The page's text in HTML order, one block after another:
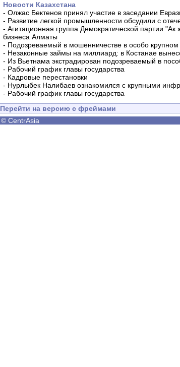
Новости Казахстана
- Олжас Бектенов принял участие в заседании
- Развитие легкой промышленности обсудили с
- Агитационная группа Демократической партии "Ак
бизнеса Алматы
- Подозреваемый в мошенничестве в особо крупном
- Незаконные займы на миллиард: в Костанае
- Из Вьетнама экстрадирован подозреваемый в
- Рабочий график главы государства
- Кадровые перестановки
- Нурлыбек Налибаев ознакомился с крупными
- Рабочий график главы государства
Перейти на версию с фреймами
© CentrAsia